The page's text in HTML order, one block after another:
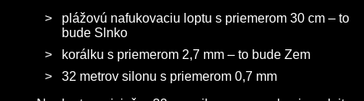
plážovú nafukovaciu loptu s priemerom 30 cm – to
bude Slnko
korálku s priemerom 2,7 mm – to bude Zem
32 metrov silonu s priemerom 0,7 mm